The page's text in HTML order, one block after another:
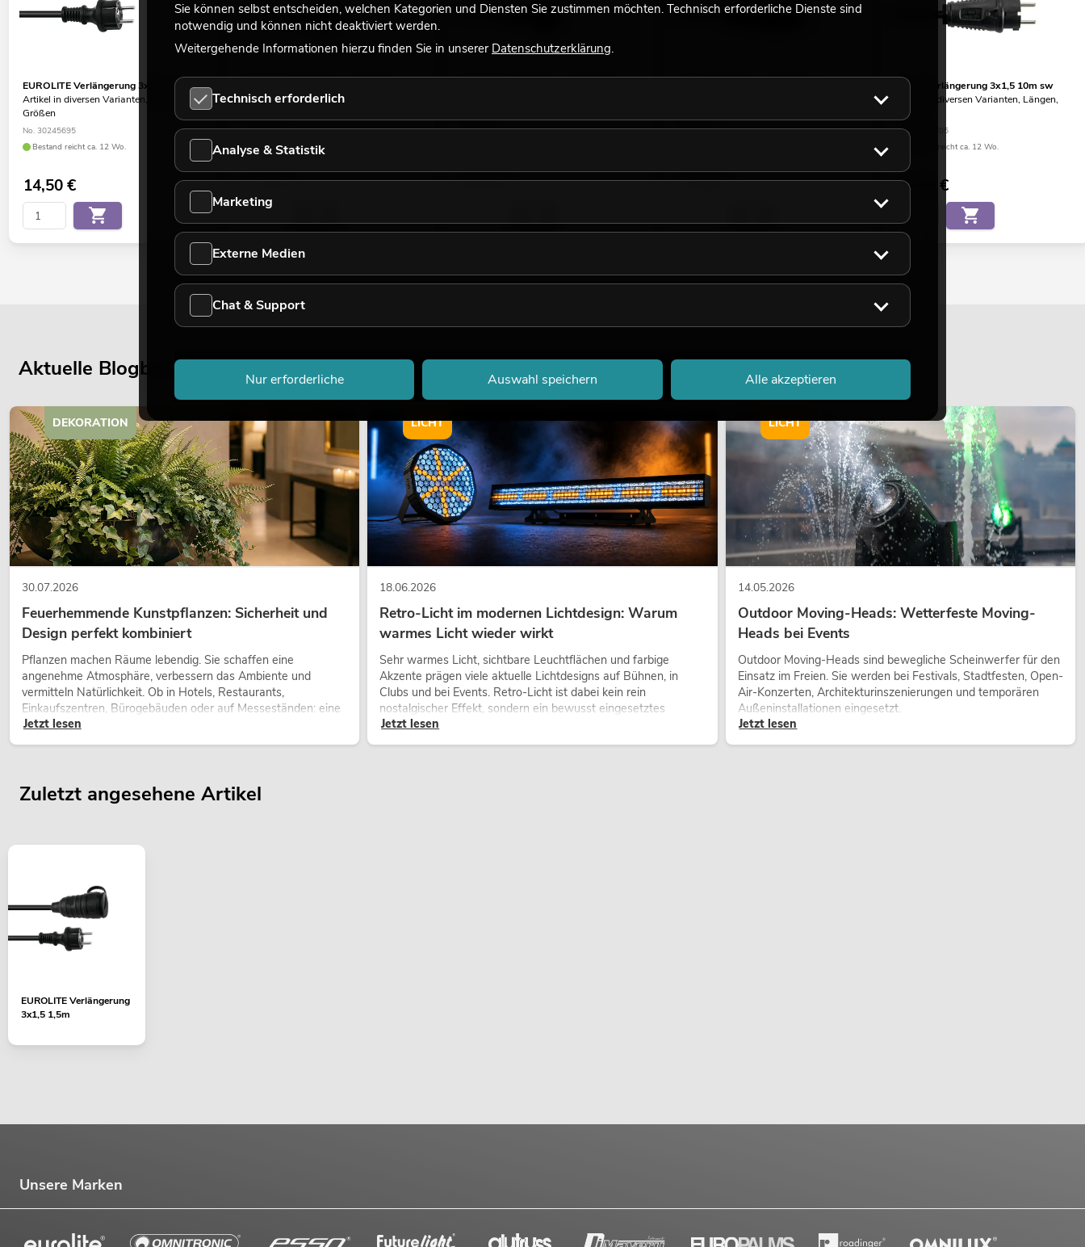
EUROLITE Verlängerung 3x1,5 3m
Artikel in diversen Varianten, Längen,
Größen
No. 30245695
Bestand reicht ca. 12 Wo.
14,50€
Artikel in diversen Varianten, Längen,
No. 30245696
Bestand reicht ca. 12 Wo.
17,90€
No. 30245697
29,00€
No. 30245700
24,90€
PSSO Verlängerung 3x1,5 10m sw
Artikel in diversen Varianten, Längen,
Größen
No. 30245705
Bestand reicht ca. 12 Wo.
35,90 €
Aktuelle Blogbeiträge
30.07.2026
Feuerhemmende Kunstpflanzen: Sicherheit und
Design perfekt kombiniert
Pflanzen machen Räume lebendig. Sie schaffen eine
angenehme Atmosphäre, verbessern das Ambiente und
vermitteln Natürlichkeit. Ob in Hotels, Restaurants,
Einkaufszentren, Bürogebäuden oder auf Messeständen: eine
hochwertige Begrünung gehört heute längst zum modernen
Raumkonzept.
Jetzt lesen
DEKORATION
18.06.2026
Retro-Licht im modernen Lichtdesign: Warum
warmes Licht wieder wirkt
Sehr warmes Licht, sichtbare Leuchtflächen und farbige
Akzente prägen viele aktuelle Lichtdesigns auf Bühnen, in
Clubs und bei Events. Retro-Licht ist dabei kein rein
nostalgischer Effekt, sondern ein bewusst eingesetztes
Gestaltungsmittel: Es schafft Atmosphäre, gibt Szenen
Charakter und kann technische LED-Setups emotionaler
Jetzt lesen
LICHT
14.05.2026
Outdoor Moving-Heads: Wetterfeste Moving-
Heads bei Events
Outdoor Moving-Heads sind bewegliche Scheinwerfer für den
Einsatz im Freien. Sie werden bei Festivals, Stadtfesten, Open-
Air-Konzerten, Architekturinszenierungen und temporären
Außeninstallationen eingesetzt.
Jetzt lesen
LICHT
Zuletzt angesehene Artikel
EUROLITE Verlängerung
3x1,5 1,5m
Unsere Marken
Sie können selbst entscheiden, welchen Kategorien und Diensten Sie zustimmen möchten. Technisch erforderliche Dienste sind
notwendig und können nicht deaktiviert werden.
Weitergehende Informationen hierzu finden Sie in unserer Datenschutzerklärung.
Technisch erforderlich
Analyse & Statistik
Marketing
Externe Medien
Chat & Support
Nur erforderliche Auswahl speichern Alle akzeptieren